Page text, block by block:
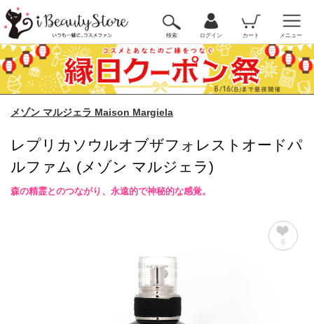
検索 ログイン カート メニュー
メゾン マルジェラ Maison Margiela
レプリカソウルオブザフォレストオードパ
ルファム (メゾン マルジェラ)
森の精霊とのつながり、永遠的で神秘的な感覚。
6